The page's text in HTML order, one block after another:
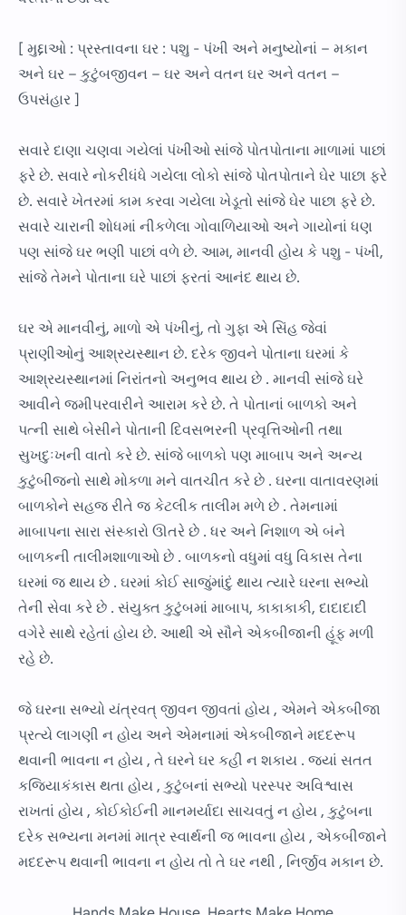
[ મુદ્દાઓ : પ્રસ્તાવના ઘર : પશુ - પંખી અને મનુષ્યોનાં – મકાન
અને ઘર – કુટુંબજીવન – ઘર અને વતન ઘર અને વતન –
ઉપસંહાર ]
સવારે દાણા ચણવા ગયેલાં પંખીઓ સાંજે પોતપોતાના માળામાં પાછાં
ફરે છે. સવારે નોકરીધંધે ગયેલા લોકો સાંજે પોતપોતાને ઘેર પાછા ફરે
છે. સવારે ખેતરમાં કામ કરવા ગયેલા ખેડૂતો સાંજે ઘેર પાછા ફરે છે.
સવારે ચારાની શોધમાં નીકળેલા ગોવાળિયાઓ અને ગાયોનાં ધણ
પણ સાંજે ઘર ભણી પાછાં વળે છે. આમ, માનવી હોય કે પશુ - પંખી,
સાંજે તેમને પોતાના ઘરે પાછાં ફરતાં આનંદ થાય છે.
ઘર એ માનવીનું, માળો એ પંખીનું, તો ગુફા એ સિંહ જેવાં
પ્રાણીઓનું આશ્રયસ્થાન છે. દરેક જીવને પોતાના ઘરમાં કે
આશ્રયસ્થાનમાં નિરાંતનો અનુભવ થાય છે . માનવી સાંજે ઘરે
આવીને જમીપરવારીને આરામ કરે છે. તે પોતાનાં બાળકો અને
પત્ની સાથે બેસીને પોતાની દિવસભરની પ્રવૃત્તિઓની તથા
સુખદુઃખની વાતો કરે છે. સાંજે બાળકો પણ માબાપ અને અન્ય
કુટુંબીજનો સાથે મોકળા મને વાતચીત કરે છે . ઘરના વાતાવરણમાં
બાળકોને સહજ રીતે જ કેટલીક તાલીમ મળે છે . તેમનામાં
માબાપના સારા સંસ્કારો ઊતરે છે . ધર અને નિશાળ એ બંને
બાળકની તાલીમશાળાઓ છે . બાળકનો વધુમાં વધુ વિકાસ તેના
ઘરમાં જ થાય છે . ઘરમાં કોઈ સાજુંમાંદું થાય ત્યારે ઘરના સભ્યો
તેની સેવા કરે છે . સંયુક્ત કુટુંબમાં માબાપ, કાકાકાકી, દાદાદાદી
વગેરે સાથે રહેતાં હોય છે. આથી એ સૌને એકબીજાની હૂંફ મળી
રહે છે.
જે ઘરના સભ્યો યંત્રવત્ જીવન જીવતાં હોય , એમને એકબીજા
પ્રત્યે લાગણી ન હોય અને એમનામાં એકબીજાને મદદરૂપ
થવાની ભાવના ન હોય , તે ઘરને ઘર કહી ન શકાય . જ્યાં સતત
કજિયાકંકાસ થતા હોય , કુટુંબનાં સભ્યો પરસ્પર અવિશ્વાસ
રાખતાં હોય , કોઈકોઈની માનમર્યાદા સાચવતું ન હોય , કુટુંબના
દરેક સભ્યના મનમાં માત્ર સ્વાર્થની જ ભાવના હોય , એકબીજાને
મદદરૂપ થવાની ભાવના ન હોય તો તે ઘર નથી , નિર્જીવ મકાન છે.